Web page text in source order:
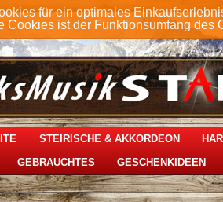
für ein optimales
Cookies ist der Funktionsumfang des
STEIRISCHE & AKKORDEON
GEBRAUCHTES GESCHENKIDEEN